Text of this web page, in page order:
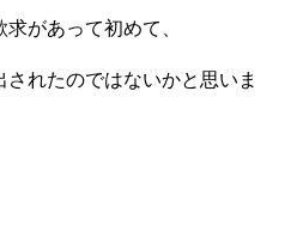
があって初めて、
れたのではないかと思いま